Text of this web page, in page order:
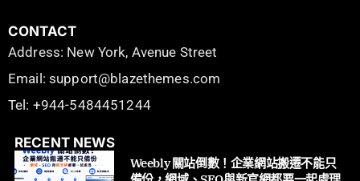
CONTACT
Address: New York, Avenue Street
Email: support@blazethemes.com
Tel: +944-5484451244
RECENT NEWS
Weebly 關站倒數！企業網站搬遷不能只